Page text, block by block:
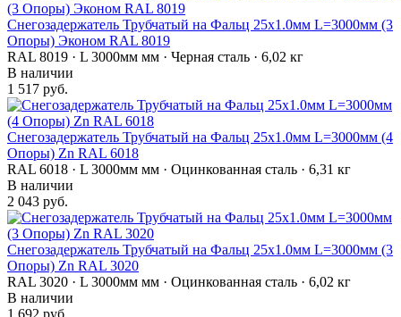
Снегозадержатель Трубчатый на Фальц 25х1.0мм L=3000мм (3
Опоры) Эконом RAL 8019
RAL 8019 · L 3000мм мм · Черная сталь · 6,02 кг
В наличии
1 517 руб.
Снегозадержатель Трубчатый на Фальц 25х1.0мм L=3000мм (4
Опоры) Zn RAL 6018
RAL 6018 · L 3000мм мм · Оцинкованная сталь · 6,31 кг
В наличии
2 043 руб.
Снегозадержатель Трубчатый на Фальц 25х1.0мм L=3000мм (3
Опоры) Zn RAL 3020
RAL 3020 · L 3000мм мм · Оцинкованная сталь · 6,02 кг
В наличии
1 692 руб.